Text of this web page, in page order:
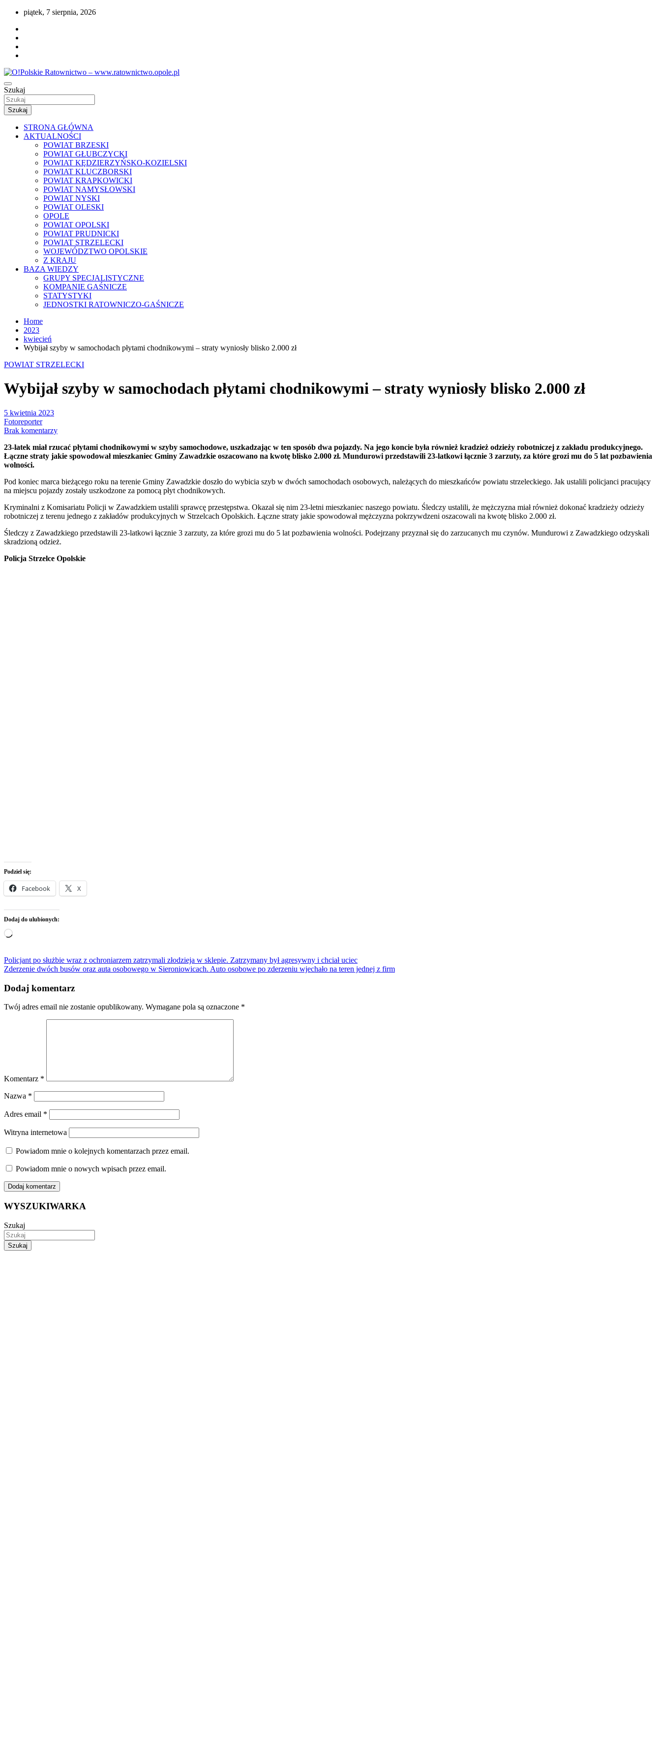
Przejdź
treści
piątek, 7 sierpnia, 2026
O!Polskie Ratownictwo – www.ratownictwo.opole.pl
Portal opolskiego i polskiego ratownictwa.
Szukaj
Szukaj
STRONA GŁÓWNA
AKTUALNOŚCI
POWIAT BRZESKI
POWIAT GŁUBCZYCKI
POWIAT KĘDZIERZYŃSKO-KOZIELSKI
POWIAT KLUCZBORSKI
POWIAT KRAPKOWICKI
POWIAT NAMYSŁOWSKI
POWIAT NYSKI
POWIAT OLESKI
OPOLE
POWIAT OPOLSKI
POWIAT PRUDNICKI
POWIAT STRZELECKI
WOJEWÓDZTWO OPOLSKIE
Z KRAJU
BAZA WIEDZY
GRUPY SPECJALISTYCZNE
KOMPANIE GAŚNICZE
STATYSTYKI
JEDNOSTKI RATOWNICZO-GAŚNICZE
Home
2023
kwiecień
Wybijał szyby w samochodach płytami chodnikowymi – straty wyniosły blisko 2.000 zł
POWIAT STRZELECKI
Wybijał szyby w samochodach płytami chodnikowymi – straty wyniosły blisko 2.000 zł
5 kwietnia 2023
Fotoreporter
Brak komentarzy
23-latek miał rzucać płytami chodnikowymi w szyby samochodowe, uszkadzając w ten sposób dwa pojazdy. Na jego koncie była również kradzież odzieży robotniczej z zakładu produkcyjnego.
Łączne straty jakie spowodował mieszkaniec Gminy Zawadzkie oszacowano na kwotę blisko 2.000 zł. Mundurowi przedstawili 23-latkowi łącznie 3 zarzuty, za które grozi mu do 5 lat pozbawienia
wolności.
Pod koniec marca bieżącego roku na terenie Gminy Zawadzkie doszło do wybicia szyb w dwóch samochodach osobowych, należących do mieszkańców powiatu strzeleckiego. Jak ustalili policjanci pracujący
na miejscu pojazdy zostały uszkodzone za pomocą płyt chodnikowych.
Kryminalni z Komisariatu Policji w Zawadzkiem ustalili sprawcę przestępstwa. Okazał się nim 23-letni mieszkaniec naszego powiatu. Śledczy ustalili, że mężczyzna miał również dokonać kradzieży odzieży
robotniczej z terenu jednego z zakładów produkcyjnych w Strzelcach Opolskich. Łączne straty jakie spowodował mężczyzna pokrzywdzeni oszacowali na kwotę blisko 2.000 zł.
Śledczy z Zawadzkiego przedstawili 23-latkowi łącznie 3 zarzuty, za które grozi mu do 5 lat pozbawienia wolności. Podejrzany przyznał się do zarzucanych mu czynów. Mundurowi z Zawadzkiego odzyskali
skradzioną odzież.
Policja Strzelce Opolskie
Podziel się:
Facebook X
Dodaj do ulubionych:
Wczytywanie…
Nawigacja
wpisu
Policjant po służbie wraz z ochroniarzem zatrzymali złodzieja w sklepie. Zatrzymany był agresywny i chciał uciec
Zderzenie dwóch busów oraz auta osobowego w Sieroniowicach. Auto osobowe po zderzeniu wjechało na teren jednej z firm
Dodaj komentarz
Twój adres email nie zostanie opublikowany. Wymagane pola są oznaczone *
Komentarz *
Nazwa *
Adres email *
Witryna internetowa
Powiadom mnie o kolejnych komentarzach przez email.
Powiadom mnie o nowych wpisach przez email.
WYSZUKIWARKA
Szukaj
Szukaj